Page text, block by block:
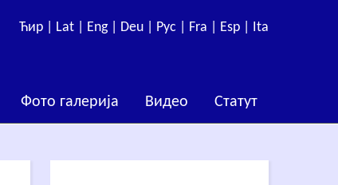
Ћир | Lat | Eng | Deu | Рус | Fra | Esp | Ita
Фото галерија Видео Статут